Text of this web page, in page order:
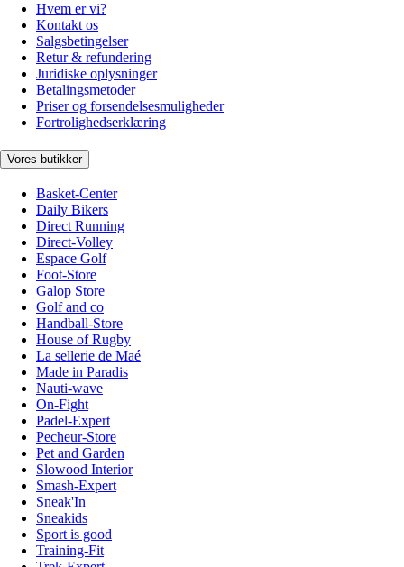
Hvem er vi?
Kontakt os
Salgsbetingelser
Retur & refundering
Juridiske oplysninger
Betalingsmetoder
Priser og forsendelsesmuligheder
Fortrolighedserklæring
Vores butikker
Basket-Center
Daily Bikers
Direct Running
Direct-Volley
Espace Golf
Foot-Store
Galop Store
Golf and co
Handball-Store
House of Rugby
La sellerie de Maé
Made in Paradis
Nauti-wave
On-Fight
Padel-Expert
Pecheur-Store
Pet and Garden
Slowood Interior
Smash-Expert
Sneak'In
Sneakids
Sport is good
Training-Fit